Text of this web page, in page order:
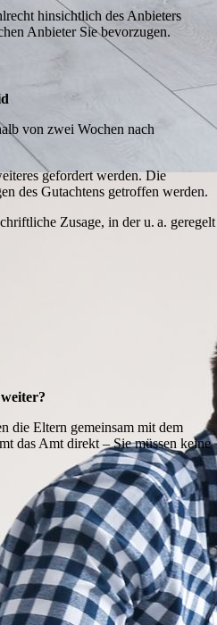
hinsichtlich des Anbieters
Anbieter Sie bevorzugen.
von zwei Wochen nach
gefordert werden. Die
des Gutachtens getroffen werden.
Zusage, in der u. a. geregelt
die Eltern gemeinsam mit dem
das Amt direkt – Sie müssen keine